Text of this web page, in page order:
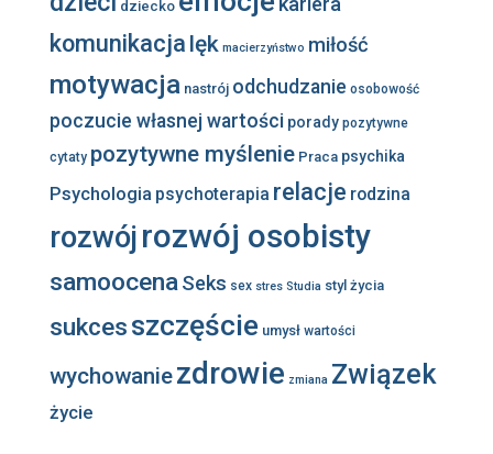
dziecko
komunikacja lęk macierzyństwo miłość
motywacja nastrój odchudzanie osobowość
poczucie własnej wartości porady pozytywne
cytaty pozytywne myślenie Praca psychika
Psychologia psychoterapia relacje rodzina
rozwójrozwój osobisty
samoocenaSeks sex stres Studia styl życia
sukcesszczęście umysł wartości
wychowaniezdrowie zmiana Związek
życie